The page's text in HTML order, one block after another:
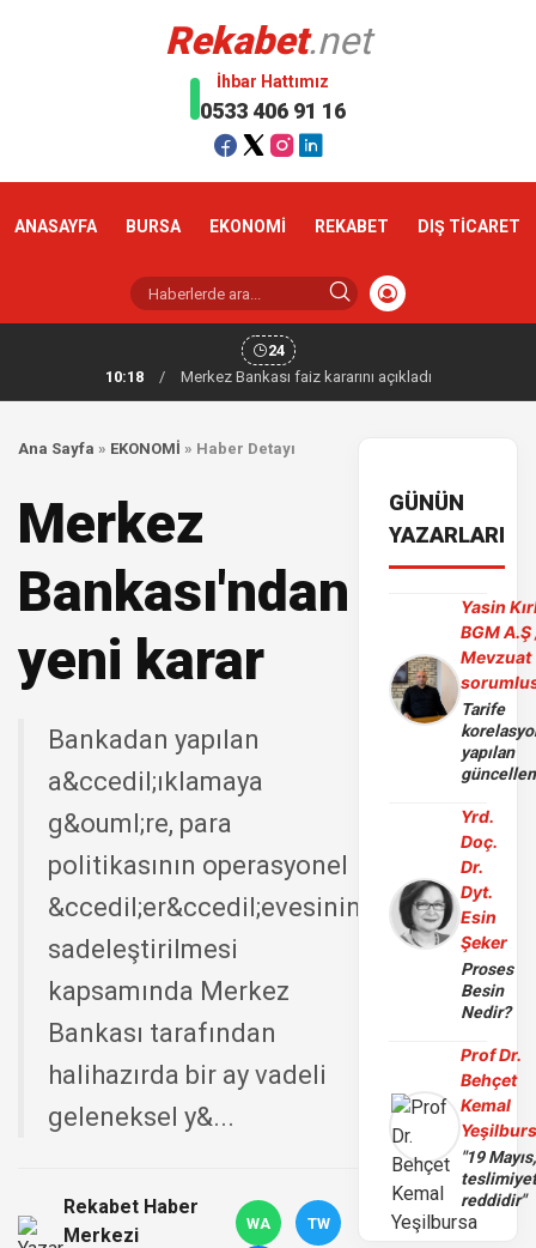
Rekabet.net
İhbar Hattımız
0533 406 91 16
ANASAYFA BURSA EKONOMİ REKABET DIŞ TİCARET
24
10:18
/ Merkez Bankası faiz kararını açıkladı
Ana Sayfa » EKONOMİ » Haber Detayı
Merkez
Bankası'ndan
yeni karar
Bankadan yapılan
a&ccedil;ıklamaya
g&ouml;re, para
politikasının operasyonel
&ccedil;er&ccedil;evesinin
sadeleştirilmesi
kapsamında Merkez
Bankası tarafından
halihazırda bir ay vadeli
geleneksel y&...
Rekabet Haber
Merkezi
WA TW
GÜNÜN
YAZARLARI
Yasin
BGM A.Ş
Mevzuat
Tarife
yapılan
Yrd.
Doç.
Dr.
Dyt.
Esin
Şeker
Proses
Besin
Nedir?
Prof Dr.
Behçet
Kemal
"19 Mayıs,
reddidir"